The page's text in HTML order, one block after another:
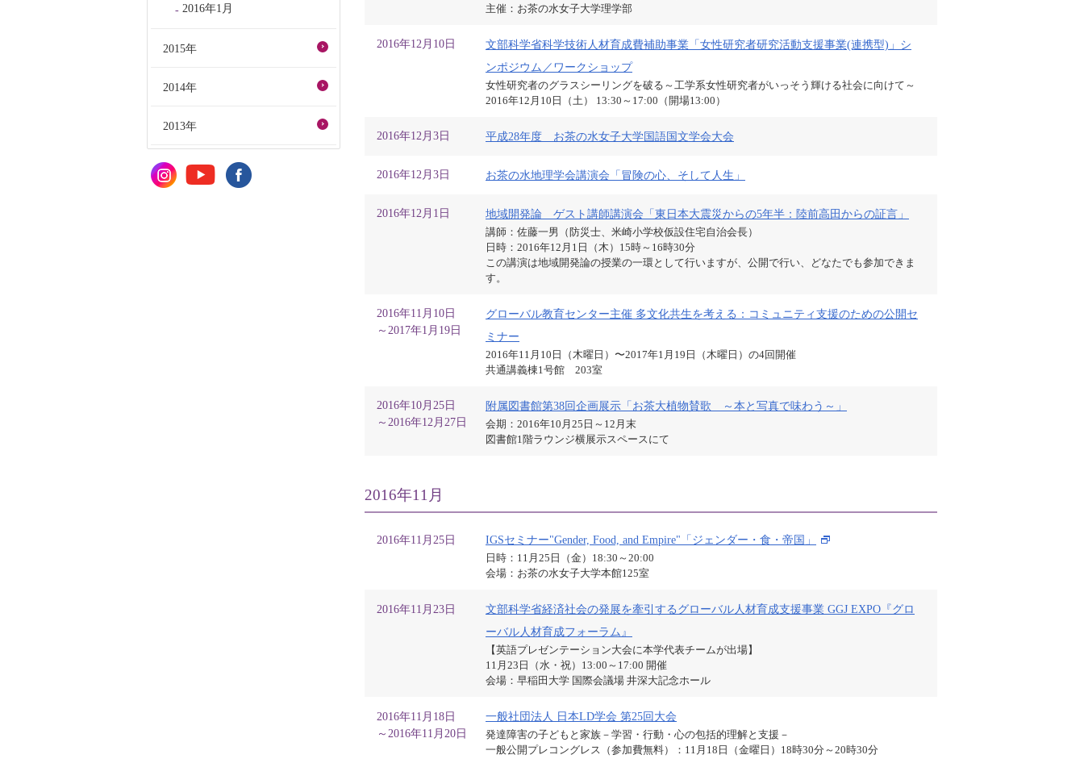
主催：お茶の水女子大学理学部
2016年12月10日
文部科学省科学技術人材育成費補助事業「女性研究者研究活動支援事業(連携型)」シ
ンポジウム／ワークショップ
女性研究者のグラスシーリングを破る～工学系女性研究者がいっそう輝ける社会に向けて～
2016年12月10日（土） 13:30～17:00（開場13:00）
2016年12月3日 平成28年度 お茶の水女子大学国語国文学会大会
2016年12月3日 お茶の水地理学会講演会「冒険の心、そして人生」
2016年12月1日 地域開発論 ゲスト講師講演会「東日本大震災からの5年半：陸前高田からの証言」
講師：佐藤一男（防災士、米崎小学校仮設住宅自治会長）
日時：2016年12月1日（木）15時～16時30分
この講演は地域開発論の授業の一環として行いますが、公開で行い、どなたでも参加できま
す。
2016年11月10日
～2017年1月19日
グローバル教育センター主催 多文化共生を考える：コミュニティ支援のための公開セ
ミナー
2016年11月10日（木曜日）〜2017年1月19日（木曜日）の4回開催
共通講義棟1号館 203室
2016年10月25日
～2016年12月27日
附属図書館第38回企画展示「お茶大植物賛歌 ～本と写真で味わう～」
会期：2016年10月25日～12月末
図書館1階ラウンジ横展示スペースにて
2016年11月
2016年11月25日 IGSセミナー"Gender, Food, and Empire"「ジェンダー・食・帝国」
日時：11月25日（金）18:30～20:00
会場：お茶の水女子大学本館125室
2016年11月23日
文部科学省経済社会の発展を牽引するグローバル人材育成支援事業 GGJ EXPO『グロ
ーバル人材育成フォーラム』
【英語プレゼンテーション大会に本学代表チームが出場】
11月23日（水・祝）13:00～17:00 開催
会場：早稲田大学 国際会議場 井深大記念ホール
2016年11月18日
～2016年11月20日
一般社団法人 日本LD学会 第25回大会
発達障害の子どもと家族－学習・行動・心の包括的理解と支援－
一般公開プレコングレス（参加費無料）：11月18日（金曜日）18時30分～20時30分
2016年1月
2015年
2014年
2013年